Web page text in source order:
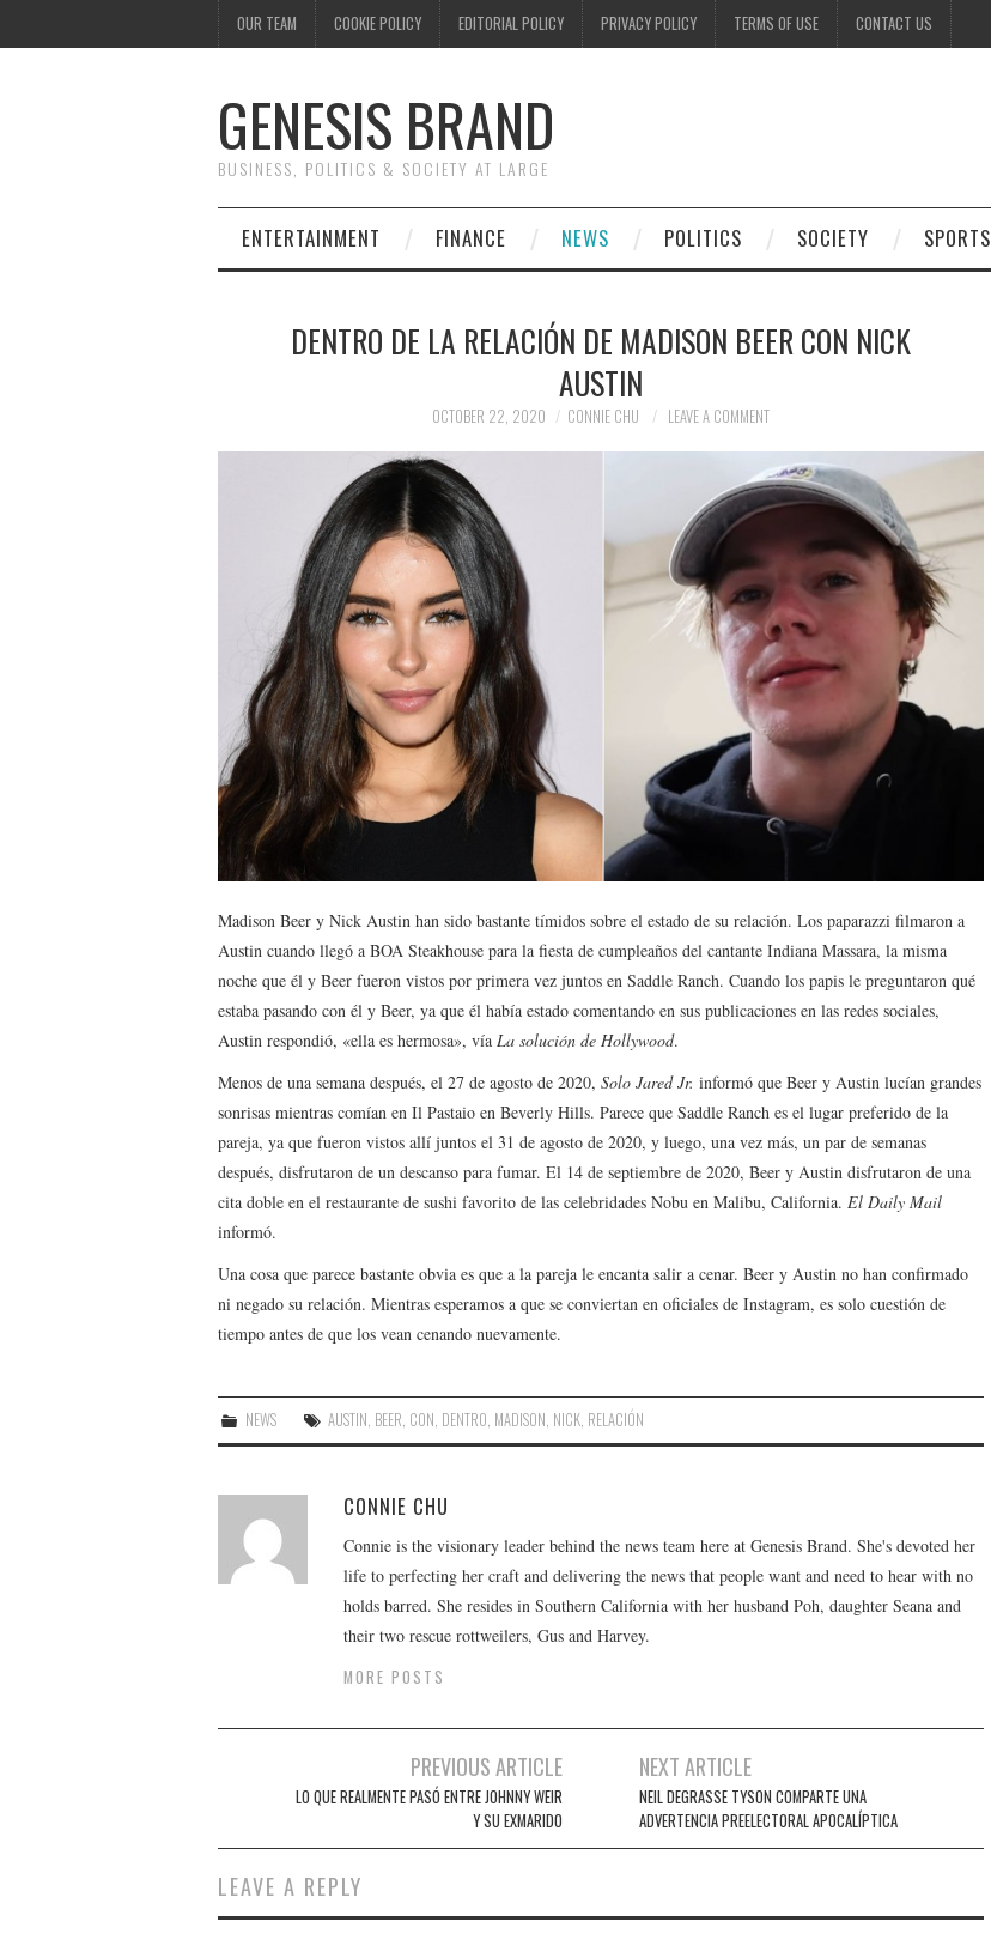
OUR TEAM COOKIE POLICY EDITORIAL POLICY PRIVACY POLICY TERMS OF USE CONTACT US
GENESIS BRAND
BUSINESS, POLITICS & SOCIETY AT LARGE
ENTERTAINMENT FINANCE NEWS POLITICS SOCIETY SPORTS
DENTRO DE LA RELACIÓN DE MADISON BEER CON NICK
AUSTIN
OCTOBER 22, 2020 CONNIE CHU LEAVE A COMMENT
Madison Beer y Nick Austin han sido bastante tímidos sobre el estado de su relación. Los paparazzi filmaron a
Austin cuando llegó a BOA Steakhouse para la fiesta de cumpleaños del cantante Indiana Massara, la misma
noche que él y Beer fueron vistos por primera vez juntos en Saddle Ranch. Cuando los papis le preguntaron qué
estaba pasando con él y Beer, ya que él había estado comentando en sus publicaciones en las redes sociales,
Austin respondió, «ella es hermosa», vía La solución de Hollywood.
Menos de una semana después, el 27 de agosto de 2020, Solo Jared Jr. informó que Beer y Austin lucían grandes
sonrisas mientras comían en Il Pastaio en Beverly Hills. Parece que Saddle Ranch es el lugar preferido de la
pareja, ya que fueron vistos allí juntos el 31 de agosto de 2020, y luego, una vez más, un par de semanas
después, disfrutaron de un descanso para fumar. El 14 de septiembre de 2020, Beer y Austin disfrutaron de una
cita doble en el restaurante de sushi favorito de las celebridades Nobu en Malibu, California. El Daily Mail
informó.
Una cosa que parece bastante obvia es que a la pareja le encanta salir a cenar. Beer y Austin no han confirmado
ni negado su relación. Mientras esperamos a que se conviertan en oficiales de Instagram, es solo cuestión de
tiempo antes de que los vean cenando nuevamente.
NEWS AUSTIN, BEER, CON, DENTRO, MADISON, NICK, RELACIÓN
CONNIE CHU
Connie is the visionary leader behind the news team here at Genesis Brand. She's devoted her
life to perfecting her craft and delivering the news that people want and need to hear with no
holds barred. She resides in Southern California with her husband Poh, daughter Seana and
their two rescue rottweilers, Gus and Harvey.
MORE POSTS
navigation
PREVIOUS ARTICLE
LO QUE REALMENTE PASÓ ENTRE JOHNNY WEIR
Y SU EXMARIDO
NEXT ARTICLE
NEIL DEGRASSE TYSON COMPARTE UNA
ADVERTENCIA PREELECTORAL APOCALÍPTICA
LEAVE A REPLY